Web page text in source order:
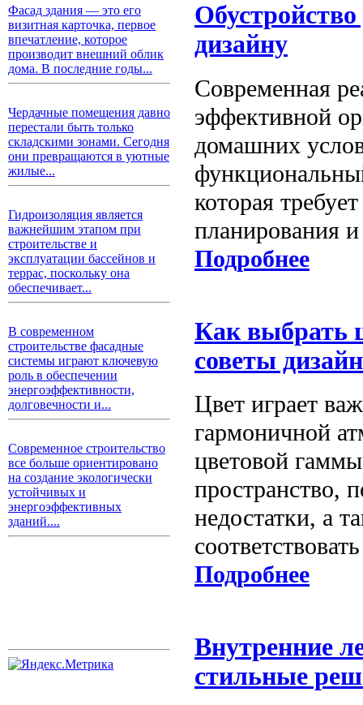
Фасад здания — это его
визитная карточка, первое
впечатление, которое
производит внешний облик
дома. В последние годы...
Чердачные помещения давно
перестали быть только
складскими зонами. Сегодня
они превращаются в уютные
жилые...
Гидроизоляция является
важнейшим этапом при
строительстве и
эксплуатации бассейнов и
террас, поскольку она
обеспечивает...
В современном
строительстве фасадные
системы играют ключевую
роль в обеспечении
энергоэффективности,
долговечности и...
Современное строительство
все больше ориентировано
на создание экологически
устойчивых и
энергоэффективных
зданий....
дизайну
Современная
эффективной
домашних
которая
планирования
Подробнее
Как выбрать
советы
Цвет играет
гармоничной
цветовой
пространство,
недостатки, а
Подробнее
Внутренние
стильные